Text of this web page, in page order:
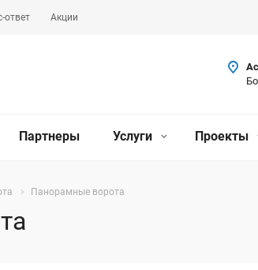
ответ Акции
Партнеры Услуги Проекты
Панорамные ворота